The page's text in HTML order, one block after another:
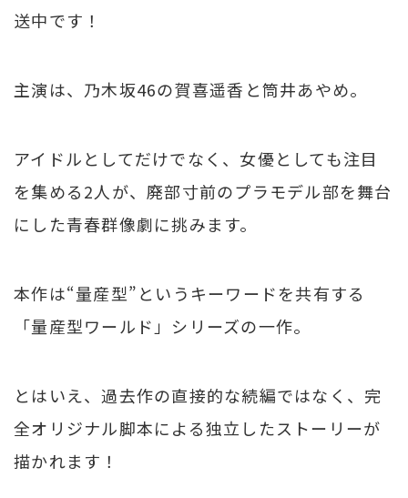
送中です！
主演は、乃木坂46の賀喜遥香と筒井あやめ。
アイドルとしてだけでなく、女優としても注目
を集める2人が、廃部寸前のプラモデル部を舞台
にした青春群像劇に挑みます。
本作は“量産型”というキーワードを共有する
「量産型ワールド」シリーズの一作。
とはいえ、過去作の直接的な続編ではなく、完
全オリジナル脚本による独立したストーリーが
描かれます！